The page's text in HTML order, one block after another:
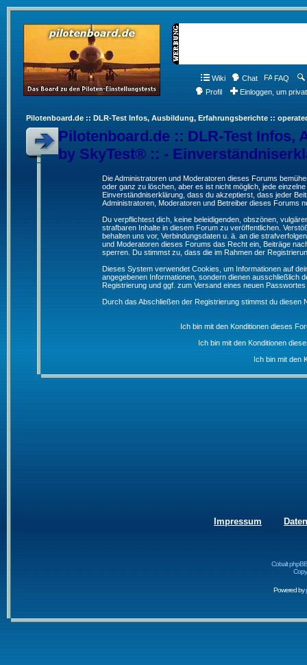
Wiki Chat FAQ
Profil
Einloggen, um
Pilotenboard.de :: DLR-Test Infos, Ausbildung, Erfahrungsberichte ::
Pilotenboard.de :: DLR-Test
by SkyTest® :: -
Die Administratoren und Moderatoren dieses Forums
oder ganz zu löschen, aber es ist nicht möglich, jede
Einverständniserklärung, dass du akzeptierst, dass jeder
Administratoren, Moderatoren und Betreiber dieses Forums
Du verpflichtest dich, keine beleidigenden, obszönen,
strafbaren Inhalte in diesem Forum zu veröffentlichen.
behalten uns vor, Verbindungsdaten u. ä. an die
und Moderatoren dieses Forums das Recht ein, Beiträge
sperren. Du stimmst zu, dass die im Rahmen der
Dieses System verwendet Cookies, um Informationen auf
angegebenen Informationen, sondern dienen ausschließlich
Registrierung und ggf. zum Versand eines neuen
Durch das Abschließen der Registrierung stimmst du diesen
Ich bin mit den Konditionen dieses
Ich bin mit den Konditionen
Ich bin mit den
Impressum
Cobalt
Powered by